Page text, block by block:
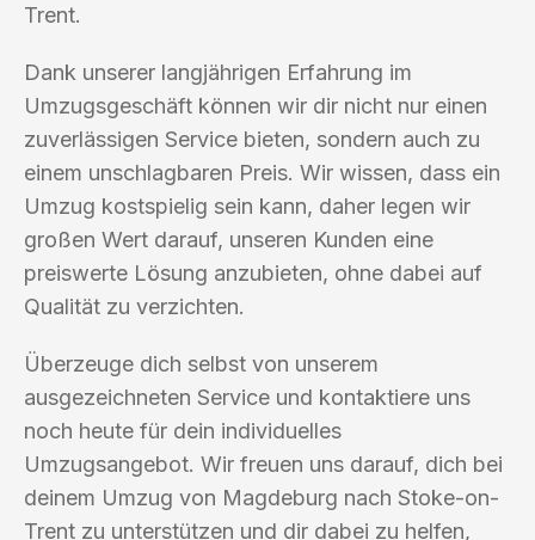
Trent.
Dank unserer langjährigen Erfahrung im
Umzugsgeschäft können wir dir nicht nur einen
zuverlässigen Service bieten, sondern auch zu
einem unschlagbaren Preis. Wir wissen, dass ein
Umzug kostspielig sein kann, daher legen wir
großen Wert darauf, unseren Kunden eine
preiswerte Lösung anzubieten, ohne dabei auf
Qualität zu verzichten.
Überzeuge dich selbst von unserem
ausgezeichneten Service und kontaktiere uns
noch heute für dein individuelles
Umzugsangebot. Wir freuen uns darauf, dich bei
deinem Umzug von Magdeburg nach Stoke-on-
Trent zu unterstützen und dir dabei zu helfen,